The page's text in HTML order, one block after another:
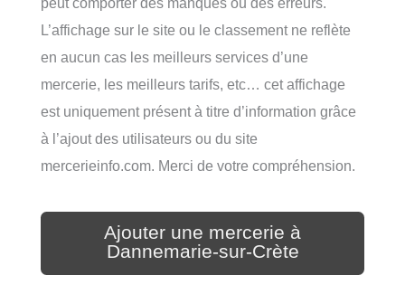
L’affichage sur le site ou le classement ne reflète
en aucun cas les meilleurs services d’une
mercerie, les meilleurs tarifs, etc… cet affichage
est uniquement présent à titre d’information grâce
à l’ajout des utilisateurs ou du site
mercerieinfo.com. Merci de votre compréhension.
Ajouter une mercerie à
Dannemarie-sur-Crète